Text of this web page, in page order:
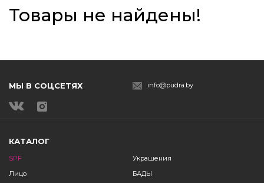
Товары не найдены!
МЫ В СОЦСЕТЯХ info@pudra.by
КАТАЛОГ
SPF
Лицо
Украшения
БАДЫ